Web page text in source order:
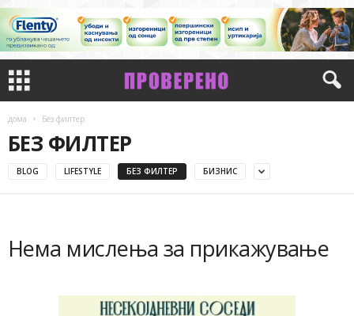
дома Без филтер
БЕЗ ФИЛТЕР
BLOG LIFESTYLE БЕЗ ФИЛТЕР БИЗНИС
Нема мислења за прикажување